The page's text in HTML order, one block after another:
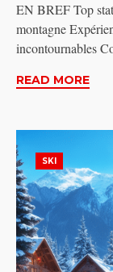
EN BREF Top
montagne
incontournables
READ MORE
SKI